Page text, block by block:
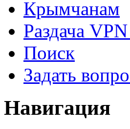
Крымчанам
Раздача
Поиск
Задать
Навигация